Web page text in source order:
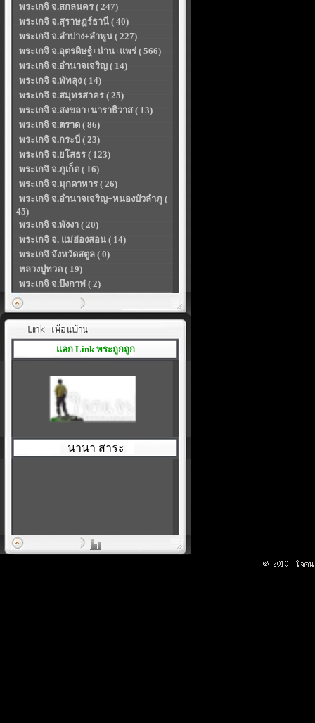
พระเกจิ จ.สกลนคร ( 247)
พระเกจิ จ.สุราษฎร์ธานี ( 40)
พระเกจิ จ.ลำปาง+ลำพูน ( 227)
พระเกจิ จ.อุตรดิษฐ์+น่าน+แพร่ ( 566)
พระเกจิ จ.อำนาจเจริญ ( 14)
พระเกจิ จ.พัทลุง ( 14)
พระเกจิ จ.สมุทรสาคร ( 25)
พระเกจิ จ.สงขลา+นาราธิวาส ( 13)
พระเกจิ จ.ตราด ( 86)
พระเกจิ จ.กระบี่ ( 23)
พระเกจิ จ.ยโสธร ( 123)
พระเกจิ จ.ภูเก็ต ( 16)
พระเกจิ จ.มุกดาหาร ( 26)
พระเกจิ จ.อำนาจเจริญ+หนองบัวลำภู (
45)
พระเกจิ จ.พังงา ( 20)
พระเกจิ จ. แม่ฮ่องสอน ( 14)
พระเกจิ จังหวัดสตูล ( 0)
หลวงปู่ทวด ( 19)
พระเกจิ จ.บึงกาฬ ( 2)
แลก Link พระถูกถูก
นานา สาระ